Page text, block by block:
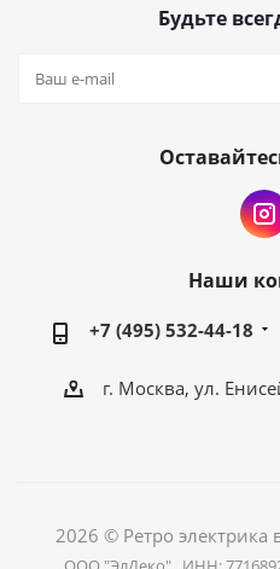
Будьте
Наши
+7 (495) 532-44-18
г. Москва, ул.
2026 © Ретро электрика